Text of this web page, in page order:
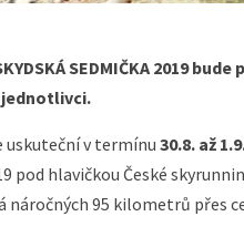
SEDMIČKA 2019
uskuteční v termínu 30.8. až
pod hlavičkou České
95 kilometrů přes